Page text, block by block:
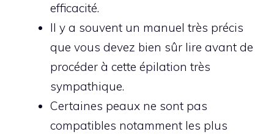
efficacité.
Il y a souvent un manuel très précis
que vous devez bien sûr lire avant de
procéder à cette épilation très
sympathique.
Certaines peaux ne sont pas
compatibles notamment les plus